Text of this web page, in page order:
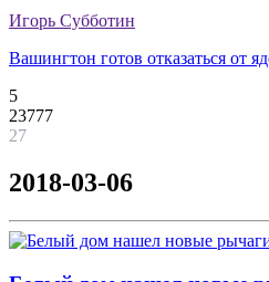
Игорь Субботин
Вашингтон готов отказаться от
5
23777
27
2018-03-06